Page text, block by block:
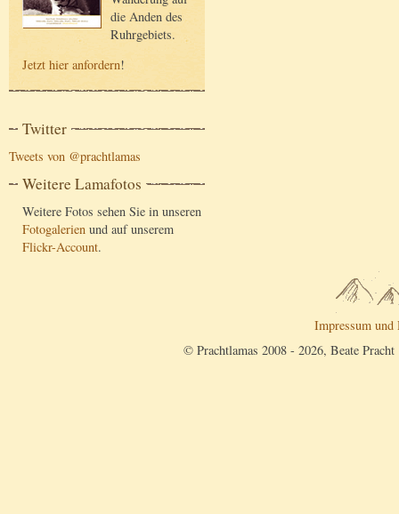
die Anden des
Ruhrgebiets.
Jetzt hier anfordern!
Twitter
Tweets von @prachtlamas
Weitere Lamafotos
Weitere Fotos sehen Sie in unseren
Fotogalerien und auf unserem
Flickr-Account.
Impressum und
© Prachtlamas 2008 - 2026, Beate Pracht